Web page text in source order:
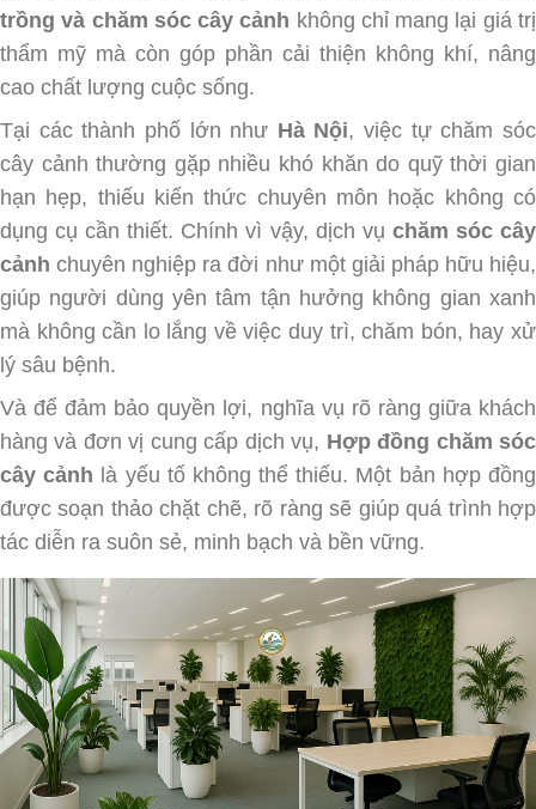
trồng và chăm sóc cây cảnh không chỉ mang lại giá trị
thẩm mỹ mà còn góp phần cải thiện không khí, nâng
cao chất lượng cuộc sống.
Tại các thành phố lớn như Hà Nội, việc tự chăm sóc
cây cảnh thường gặp nhiều khó khăn do quỹ thời gian
hạn hẹp, thiếu kiến thức chuyên môn hoặc không có
dụng cụ cần thiết. Chính vì vậy, dịch vụ chăm sóc cây
cảnhchuyên nghiệp ra đời như một giải pháp hữu hiệu,
giúp người dùng yên tâm tận hưởng không gian xanh
mà không cần lo lắng về việc duy trì, chăm bón, hay xử
lý sâu bệnh.
Và để đảm bảo quyền lợi, nghĩa vụ rõ ràng giữa khách
hàng và đơn vị cung cấp dịch vụ, Hợp đồng chăm sóc
cây cảnh là yếu tố không thể thiếu. Một bản hợp đồng
được soạn thảo chặt chẽ, rõ ràng sẽ giúp quá trình hợp
tác diễn ra suôn sẻ, minh bạch và bền vững.